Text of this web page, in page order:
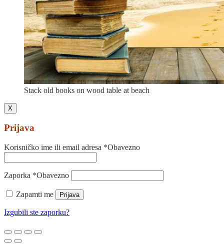
Stack old books on wood table at beach
X
Prijava
Korisničko ime ili email adresa *Obavezno
Zaporka *Obavezno
Zapamti me Prijava
Izgubili ste zaporku?